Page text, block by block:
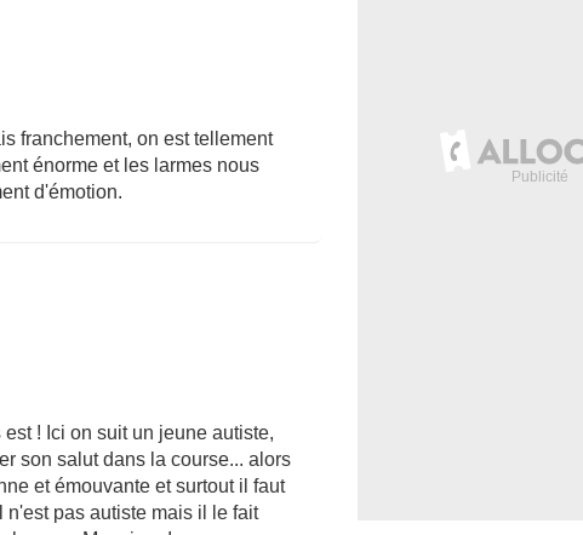
franchement, on est tellement
énorme et les larmes nous
d'émotion.
! Ici on suit un jeune autiste,
son salut dans la course... alors
et émouvante et surtout il faut
pas autiste mais il le fait